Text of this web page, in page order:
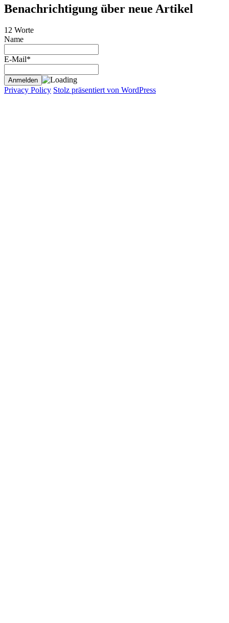
Benachrichtigung über neue Artikel
12 Worte
Name
E-Mail*
Privacy Policy Stolz präsentiert von WordPress